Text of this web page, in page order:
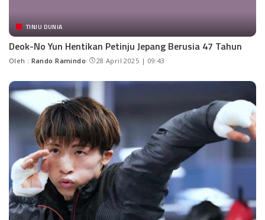
TINJU DUNIA
Deok-No Yun Hentikan Petinju Jepang Berusia 47 Tahun
Oleh : Rando Ramindo 28 April 2025 | 09:43